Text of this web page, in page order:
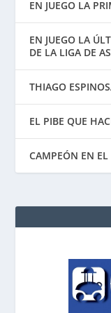
EN JUEGO LA
EN JUEGO LA
DE LA LIGA DE
THIAGO
EL PIBE QUE
CAMPEÓN EN